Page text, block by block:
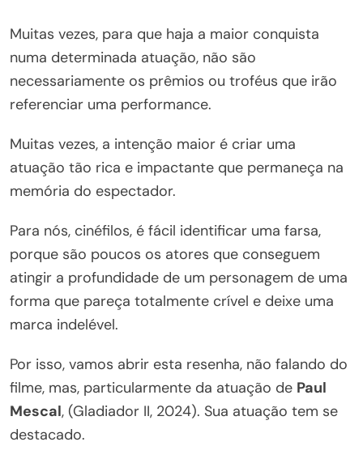
Muitas vezes, para que haja a maior conquista
numa determinada atuação, não são
necessariamente os prêmios ou troféus que irão
referenciar uma performance.
Muitas vezes, a intenção maior é criar uma
atuação tão rica e impactante que permaneça na
memória do espectador.
Para nós, cinéfilos, é fácil identificar uma farsa,
porque são poucos os atores que conseguem
atingir a profundidade de um personagem de uma
forma que pareça totalmente crível e deixe uma
marca indelével.
Por isso, vamos abrir esta resenha, não falando do
filme, mas, particularmente da atuação de Paul
Mescal, (Gladiador II, 2024). Sua atuação tem se
destacado.